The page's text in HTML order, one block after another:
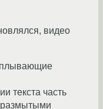
видео
текста часть
размытыми